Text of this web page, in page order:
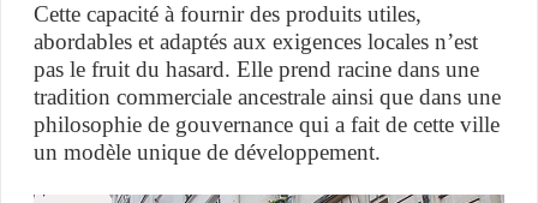
Cette capacité à fournir des produits utiles,
abordables et adaptés aux exigences locales n’est
pas le fruit du hasard. Elle prend racine dans une
tradition commerciale ancestrale ainsi que dans une
philosophie de gouvernance qui a fait de cette ville
un modèle unique de développement.